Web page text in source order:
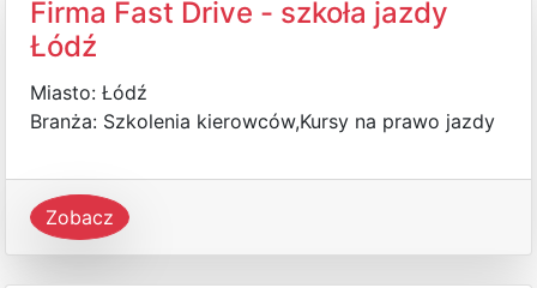
Firma Fast Drive - szkoła jazdy
Łódź
Miasto: Łódź
Branża: Szkolenia kierowców,Kursy na prawo jazdy
Zobacz